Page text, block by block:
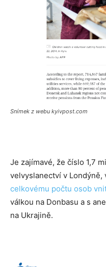
Snímek z webu kyivpost.com
Je zajímavé, že číslo 1,7
velvyslanectví v
celkovému počtu osob
válkou na Donbasu a s
na Ukrajině.